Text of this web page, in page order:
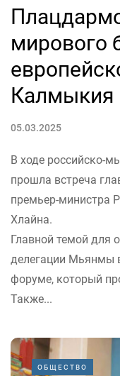
мирового
Калмыкия
05.03.2025
В ходе российско-
прошла встреча
премьер-министра
Хлайна.
Главной темой для
делегации Мьянмы
форуме, который
Также...
ОБЩЕСТВО